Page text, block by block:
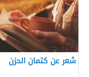
شعر عن كتمان الحزن